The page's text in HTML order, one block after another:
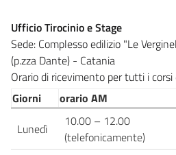
Ufficio Tirocinio e Stage
Sede: Complesso edilizio "Le
(p.zza Dante) - Catania
Orario di ricevimento per tutti i corsi
Giorni
orario AM
Lunedì
10.00 – 12.00
(telefonicamente)